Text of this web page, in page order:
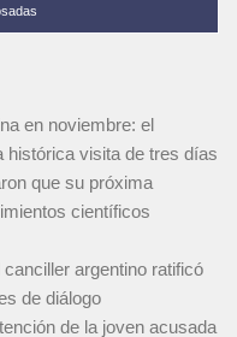
en noviembre: el
histórica visita de tres días
que su próxima
científicos
argentino ratificó
de diálogo
de la joven acusada